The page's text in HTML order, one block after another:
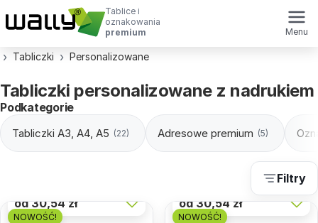
Tablice i
oznakowania
premium
Menu
Tabliczki Personalizowane
Podkategorie
Filtry
Tabliczki A3, A4, A5 (22) Adresowe premium (5)
Tabliczki personalizowane z nadrukiem
NOWOŚĆ!
od30,54 zł
NOWOŚĆ!
od30,54 zł